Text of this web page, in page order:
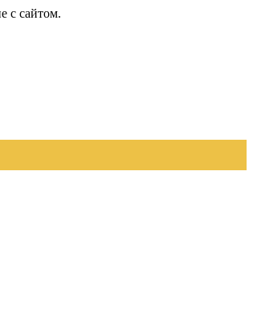
с сайтом.